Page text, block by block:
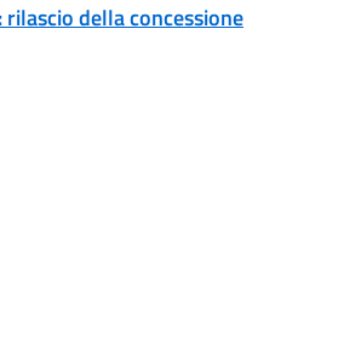
della concessione